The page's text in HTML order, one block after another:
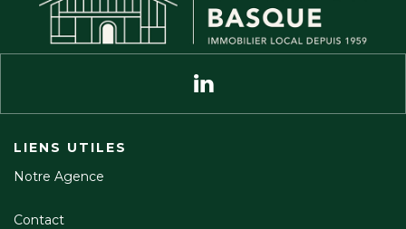
LIENS UTILES
Notre Agence
Contact